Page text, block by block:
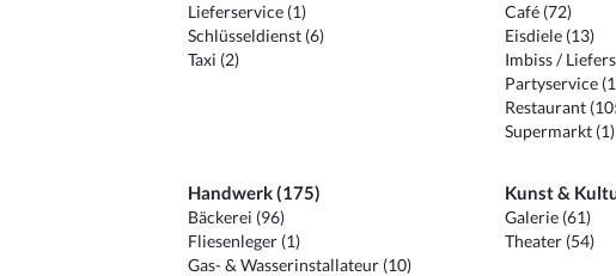
Lieferservice (1)
Schlüsseldienst (6)
Taxi (2)
Café (72)
Eisdiele (13)
Imbiss /
Partyservice
Restaurant
Supermarkt (1)
Handwerk (175)
Bäckerei (96)
Fliesenleger (1)
Gas- & Wasserinstallateur (10)
Kunst &
Galerie (61)
Theater (54)